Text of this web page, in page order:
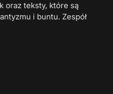
oraz teksty, które są
i buntu. Zespół